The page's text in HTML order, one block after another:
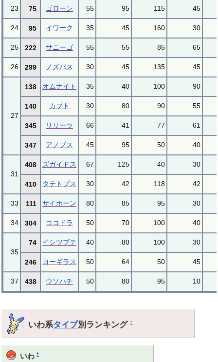
23 75 ゴローン 55 95 115 45
24 95 イワーク 35 45 160 30
25 222 サニーゴ 55 55 85 65
26 299 ノズパス 30 45 135 45
27
138 オムナイト 35 40 100 90
140 カブト 30 80 90 55
345 リリーラ 66 41 77 61
347 アノプス 45 95 50 40
31
408 ズガイドス 67 125 40 30
410 タテトプス 30 42 118 42
33 111 サイホーン 80 85 95 30
34 304 ココドラ 50 70 100 40
35
74 イシツブテ 40 80 100 30
246 ヨーギラス 50 64 50 45
37 438 ウソハチ 50 80 95 10
いわ系タイプ別ランキング†
いわ †